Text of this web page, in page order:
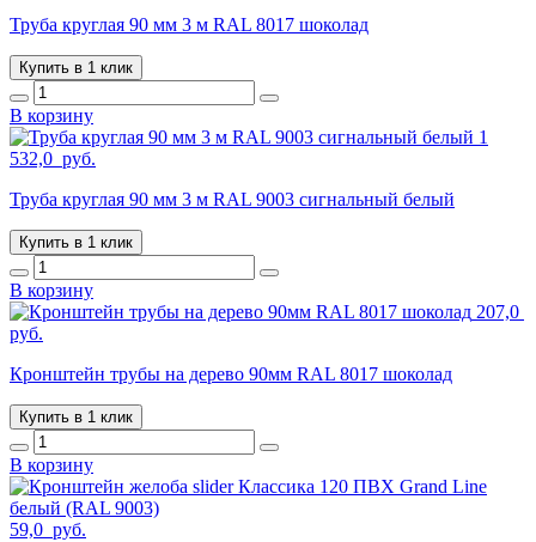
Труба круглая 90 мм 3 м RAL 8017 шоколад
Купить в 1 клик
В корзину
1
532,0 руб.
Труба круглая 90 мм 3 м RAL 9003 сигнальный белый
Купить в 1 клик
В корзину
207,0
руб.
Кронштейн трубы на дерево 90мм RAL 8017 шоколад
Купить в 1 клик
В корзину
59,0 руб.